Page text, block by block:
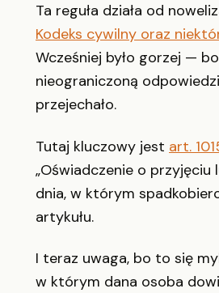
Ta reguła działa od
Kodeks cywilny oraz
Wcześniej było gorzej —
nieograniczoną
przejechało.
Tutaj kluczowy jest art.
„Oświadczenie o
dnia, w którym
artykułu.
I teraz uwaga, bo to się
w którym dana osoba